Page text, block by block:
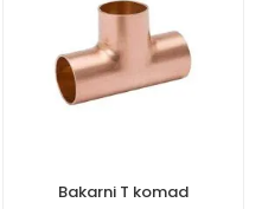
Bakarni T komad